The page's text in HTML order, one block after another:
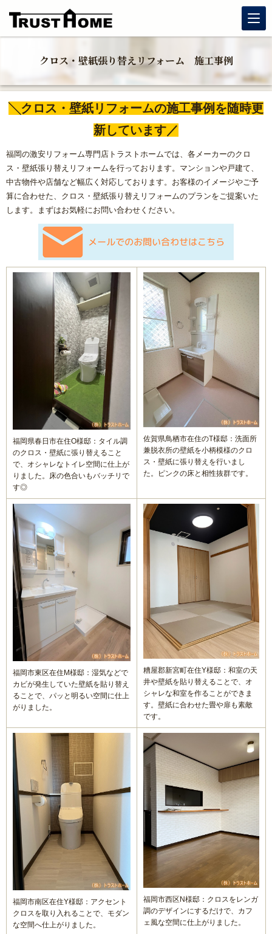
玄関リフォーム
水まわりリフォーム
マンションリフォーム
福岡リフォーム補助金情報｜2026年住宅省エネキャンペーン
窓リフォーム（内窓・窓交換・断熱窓）
内窓リフォーム
玄関ドアリフォーム
防犯対策リフォーム
遮熱対策リフォーム
内装リフォーム
バリアフリーリフォーム
熱中症対策リフォームの基礎知識｜住宅・倉庫・施設での暑
さ対策
施工エリアから探す｜地域別リフォーム実績紹介
浴室乾燥機の交換・後付け
レンジフード（換気扇）リフォーム
ビルトイン食洗機交換リフォーム
ガス給湯器
エコジョーズ
電気温水器
エコキュート
トイレ
システムキッチン
浴室(風呂)
屋根リフォーム
洗面化粧台
ＩＨ・ガスコンロ
クロス・壁紙張り替えリフォーム 施工事例
╲クロス・壁紙リフォームの施工事例を随時更
新しています／
福岡の激安リフォーム専門店トラストホームでは、各メーカーのクロ
ス・壁紙張り替えリフォームを行っております。マンションや戸建て、
中古物件や店舗など幅広く対応しております。お客様のイメージやご予
算に合わせた、クロス・壁紙張り替えリフォームのプランをご提案いた
します。まずはお気軽にお問い合わせください。
福岡県春日市在住O様邸：タイル調
のクロス・壁紙に張り替えること
で、オシャレなトイレ空間に仕上が
りました。床の色合いもバッチリで
す◎
佐賀県鳥栖市在住のT様邸：洗面所
兼脱衣所の壁紙を小柄模様のクロ
ス・壁紙に張り替えを行いまし
た。ピンクの床と相性抜群です。
福岡市東区在住M様邸：湿気などで
カビが発生していた壁紙を貼り替え
ることで、パッと明るい空間に仕上
がりました。
糟屋郡新宮町在住Y様邸：和室の天
井や壁紙を貼り替えることで、オ
シャレな和室を作ることができま
す。壁紙に合わせた畳や扉も素敵
です。
福岡市南区在住Y様邸：アクセント
クロスを取り入れることで、モダン
な空間へ仕上がりました。
福岡市西区N様邸：クロスをレンガ
調のデザインにするだけで、カフ
ェ風な空間に仕上がりました。